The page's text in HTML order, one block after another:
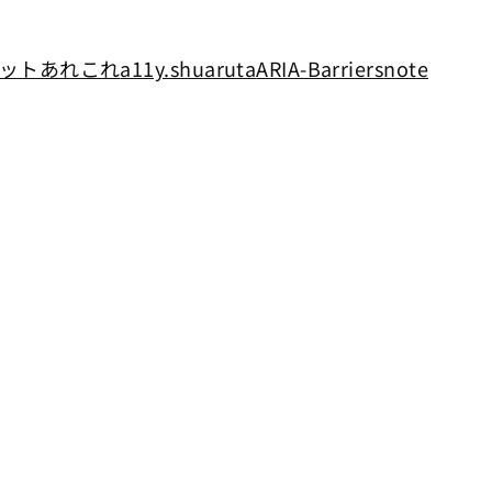
トあれこれa11y.shuarutaARIA-Barriersnote